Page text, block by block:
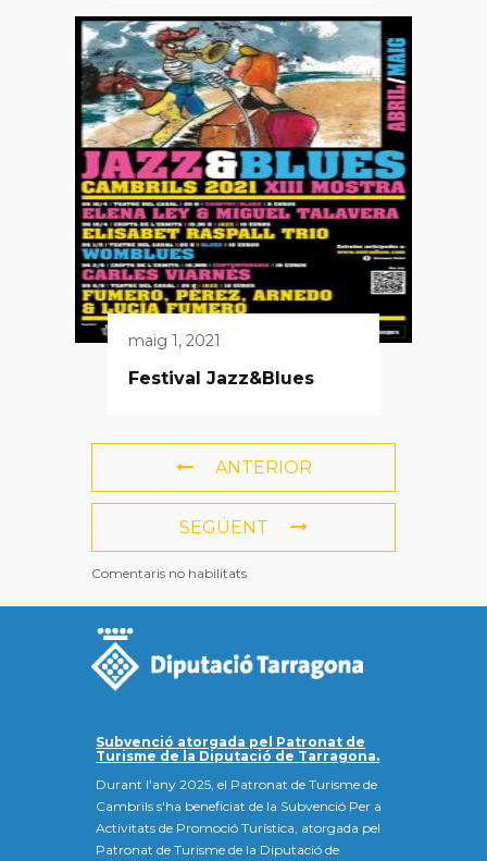
maig 1, 2021
Festival Jazz&Blues
ANTERIOR
SEGÜENT
Comentaris no habilitats
Subvenció atorgada pel Patronat de
Turisme de la Diputació de Tarragona.
Durant l'any 2025, el Patronat de Turisme de
Cambrils s'ha beneficiat de la Subvenció Per a
Activitats de Promoció Turística, atorgada pel
Patronat de Turisme de la Diputació de